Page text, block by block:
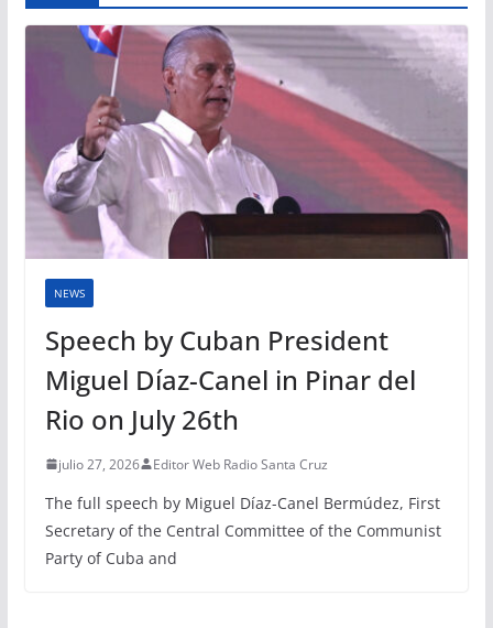
NEWS
Speech by Cuban President
Miguel Díaz-Canel in Pinar del
Rio on July 26th
julio 27, 2026 Editor Web Radio Santa Cruz
The full speech by Miguel Díaz-Canel Bermúdez, First
Secretary of the Central Committee of the Communist
Party of Cuba and